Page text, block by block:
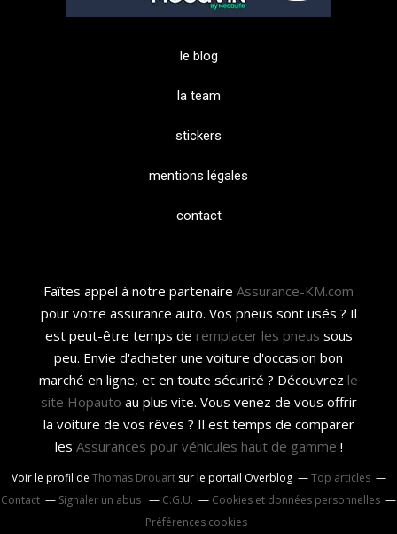
le blog
la team
stickers
mentions légales
contact
Faîtes appel à notre partenaire Assurance-KM.com
pour votre assurance auto. Vos pneus sont usés ? Il
est peut-être temps de remplacer les pneus sous
peu. Envie d'acheter une voiture d'occasion bon
marché en ligne, et en toute sécurité ? Découvrez le
site Hopauto au plus vite. Vous venez de vous offrir
la voiture de vos rêves ? Il est temps de comparer
les Assurances pour véhicules haut de gamme !
Voir le profil de Thomas Drouartsur le portail Overblog
Top articles
Contact
Signaler un abus C.G.U.
Cookies et données personnelles
Préférences cookies